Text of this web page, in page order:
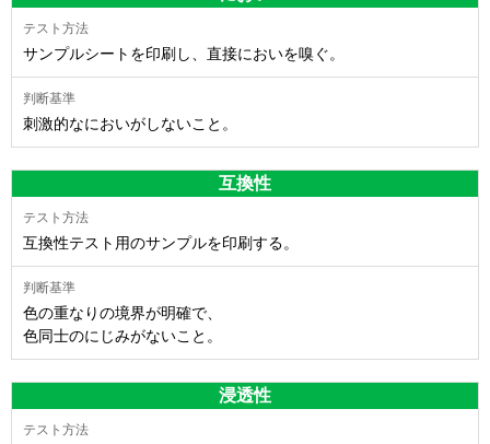
サンプルシートを印刷し、直接においを嗅ぐ。
刺激的なにおいがしないこと。
互換性
互換性テスト用のサンプルを印刷する。
色の重なりの境界が明確で、
色同士のにじみがないこと。
浸透性